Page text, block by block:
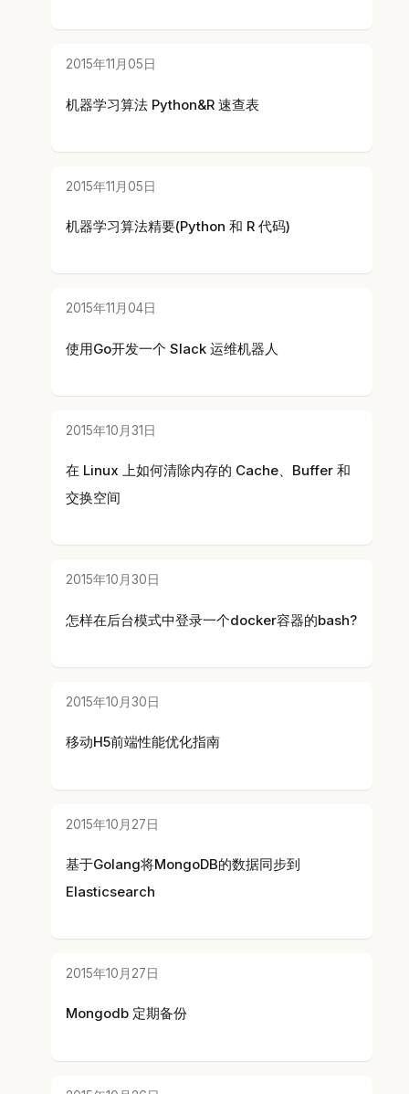
2015年11月05日
机器学习算法 Python&R 速查表
2015年11月05日
机器学习算法精要(Python 和 R 代码)
2015年11月04日
使用Go开发一个 Slack 运维机器人
2015年10月31日
在 Linux 上如何清除内存的 Cache、Buffer 和
交换空间
2015年10月30日
怎样在后台模式中登录一个docker容器的bash?
2015年10月30日
移动H5前端性能优化指南
2015年10月27日
基于Golang将MongoDB的数据同步到
Elasticsearch
2015年10月27日
Mongodb 定期备份